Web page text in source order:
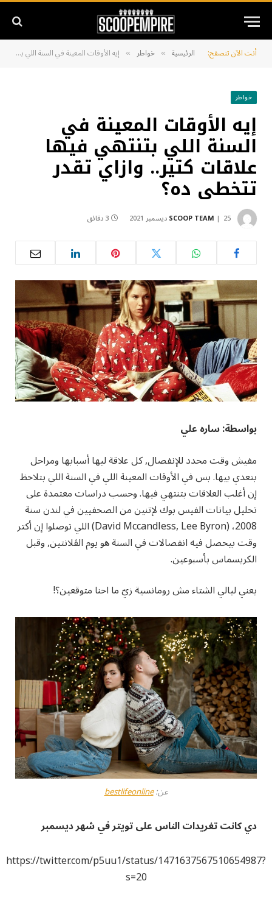
أنت الآن تتصفح: الرئيسية » خواطر » إيه الأوقات المعينة في السنة اللي بتنتهي فيها علاقات كتير.. وازاي تقدر تتخطى ده؟
خواطر
إيه الأوقات المعينة في
السنة اللي بتنتهي فيها
علاقات كتير.. وازاي تقدر
تتخطى ده؟
SCOOP TEAM 25 ديسمبر 2021 3 دقائق
بواسطة: ساره علي
مفيش وقت محدد للإنفصال, كل علاقة ليها أسبابها ومراحل
بتعدي بيها. بس في الأوقات المعينة اللي في السنة اللي بتلاحظ
إن أغلب العلاقات بتنتهي فيها. وحسب دراسات معتمدة على
تحليل بيانات الفيس بوك لإتنين من الصحفيين في لندن سنة
2008، (David Mccandless, Lee Byron) اللي توصلوا إن أكتر
وقت بيحصل فيه انفصالات في السنة هو يوم الڤلانتين, وقبل
الكريسماس بأسبوعين.
يعني ليالي الشتاء مش رومانسية زيّ ما احنا متوقعين؟!
عن:bestlifeonline
دي كانت تغريدات الناس على تويتر في شهر ديسمبر
https://twitter.com/p5uu1/status/1471637567510654987?
s=20